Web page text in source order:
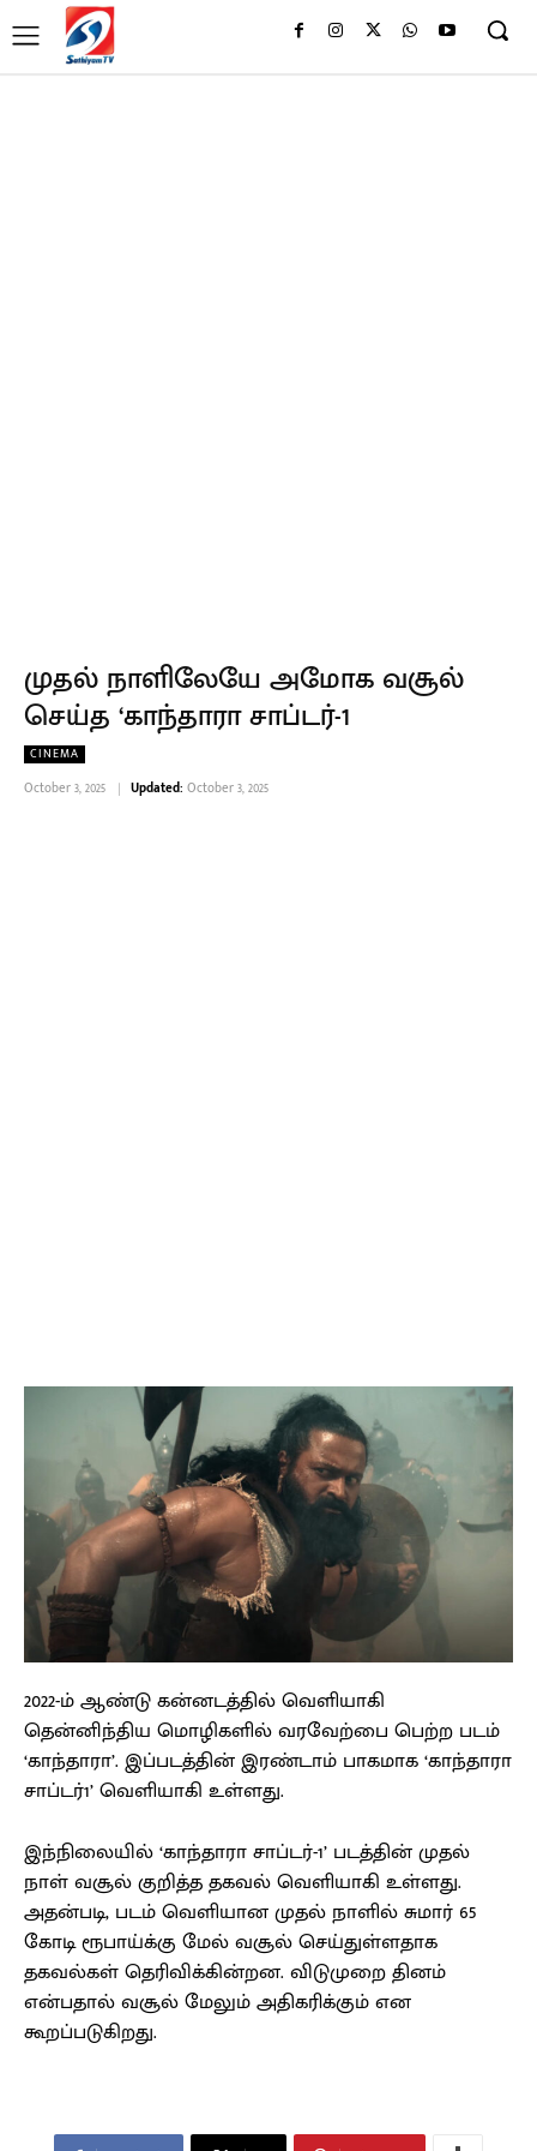
முதல் நாளிலேயே அமோக வசூல்
செய்த ‘காந்தாரா சாப்டர்-1
CINEMA
October 3, 2025 Updated: October 3, 2025
2022-ம் ஆண்டு கன்னடத்தில் வெளியாகி
தென்னிந்திய மொழிகளில் வரவேற்பை பெற்ற படம்
‘காந்தாரா’. இப்படத்தின் இரண்டாம் பாகமாக ‘காந்தாரா
சாப்டர்1’ வெளியாகி உள்ளது.
இந்நிலையில் ‘காந்தாரா சாப்டர்-1’ படத்தின் முதல்
நாள் வசூல் குறித்த தகவல் வெளியாகி உள்ளது.
அதன்படி, படம் வெளியான முதல் நாளில் சுமார் 65
கோடி ரூபாய்க்கு மேல் வசூல் செய்துள்ளதாக
தகவல்கள் தெரிவிக்கின்றன. விடுமுறை தினம்
என்பதால் வசூல் மேலும் அதிகரிக்கும் என
கூறப்படுகிறது.